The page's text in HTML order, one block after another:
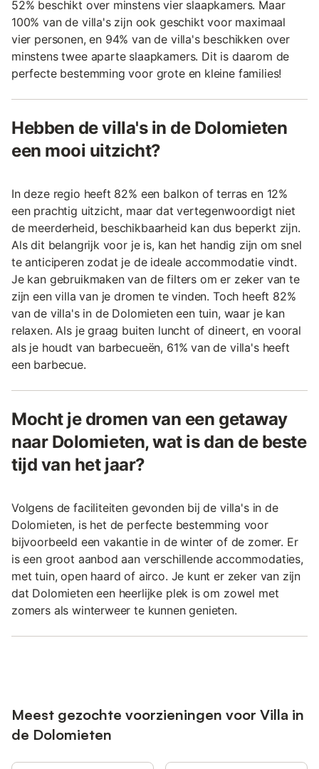
52% beschikt over minstens vier slaapkamers. Maar
100% van de villa's zijn ook geschikt voor maximaal
vier personen, en 94% van de villa's beschikken over
minstens twee aparte slaapkamers. Dit is daarom de
perfecte bestemming voor grote en kleine families!
Hebben de villa's in de Dolomieten
een mooi uitzicht?
In deze regio heeft 82% een balkon of terras en 12%
een prachtig uitzicht, maar dat vertegenwoordigt niet
de meerderheid, beschikbaarheid kan dus beperkt zijn.
Als dit belangrijk voor je is, kan het handig zijn om snel
te anticiperen zodat je de ideale accommodatie vindt.
Je kan gebruikmaken van de filters om er zeker van te
zijn een villa van je dromen te vinden. Toch heeft 82%
van de villa's in de Dolomieten een tuin, waar je kan
relaxen. Als je graag buiten luncht of dineert, en vooral
als je houdt van barbecueën, 61% van de villa's heeft
een barbecue.
Mocht je dromen van een getaway
naar Dolomieten, wat is dan de beste
tijd van het jaar?
Volgens de faciliteiten gevonden bij de villa's in de
Dolomieten, is het de perfecte bestemming voor
bijvoorbeeld een vakantie in de winter of de zomer. Er
is een groot aanbod aan verschillende accommodaties,
met tuin, open haard of airco. Je kunt er zeker van zijn
dat Dolomieten een heerlijke plek is om zowel met
zomers als winterweer te kunnen genieten.
Meest gezochte voorzieningen voor Villa in
de Dolomieten